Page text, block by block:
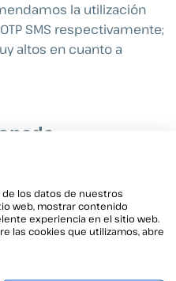
la utilización
SMS respectivamente;
altos en cuanto a
de los datos de nuestros
web, mostrar contenido
experiencia en el sitio web.
las cookies que utilizamos, abre